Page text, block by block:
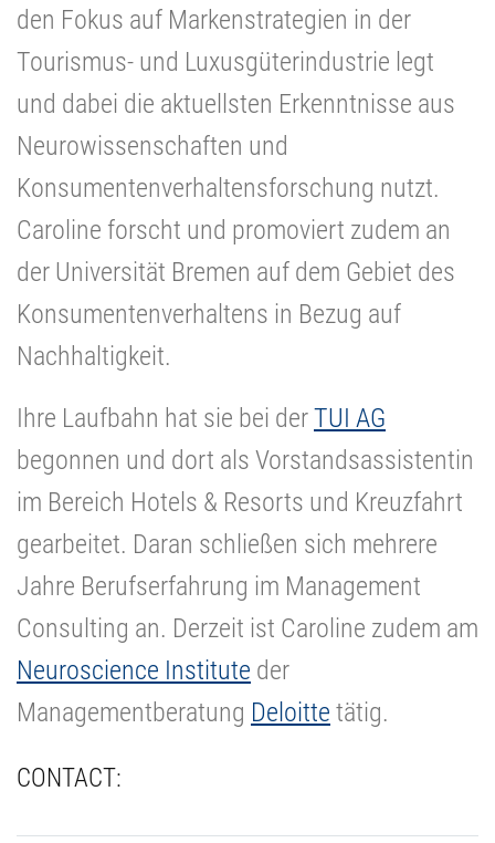
den Fokus auf Markenstrategien in der
Tourismus- und Luxusgüterindustrie legt
und dabei die aktuellsten Erkenntnisse aus
Neurowissenschaften und
Konsumentenverhaltensforschung nutzt.
Caroline forscht und promoviert zudem an
der Universität Bremen auf dem Gebiet des
Konsumentenverhaltens in Bezug auf
Nachhaltigkeit.
Ihre Laufbahn hat sie bei derTUI AG
begonnen und dort als Vorstandsassistentin
im Bereich Hotels & Resorts und Kreuzfahrt
gearbeitet. Daran schließen sich mehrere
Jahre Berufserfahrung im Management
Consulting an. Derzeit ist Caroline zudem am
Neuroscience Institute der
Managementberatung Deloitte tätig.
CONTACT: